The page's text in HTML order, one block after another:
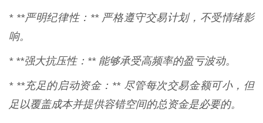
* **严明纪律性：** 严格遵守交易计划，不受情绪影
响。
* **强大抗压性：** 能够承受高频率的盈亏波动。
* **充足的启动资金：** 尽管每次交易金额可小，但
足以覆盖成本并提供容错空间的总资金是必要的。